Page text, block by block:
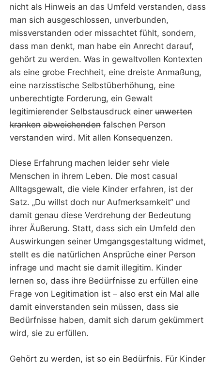
nicht als Hinweis an das Umfeld verstanden, dass
man sich ausgeschlossen, unverbunden,
missverstanden oder missachtet fühlt, sondern,
dass man denkt, man habe ein Anrecht darauf,
gehört zu werden. Was in gewaltvollen Kontexten
als eine grobe Frechheit, eine dreiste Anmaßung,
eine narzisstische Selbstüberhöhung, eine
unberechtigte Forderung, ein Gewalt
legitimierender Selbstausdruck einer unwerten
kranken abweichenden falschen Person
verstanden wird. Mit allen Konsequenzen.
Diese Erfahrung machen leider sehr viele
Menschen in ihrem Leben. Die most casual
Alltagsgewalt, die viele Kinder erfahren, ist der
Satz. „Du willst doch nur Aufmerksamkeit“ und
damit genau diese Verdrehung der Bedeutung
ihrer Äußerung. Statt, dass sich ein Umfeld den
Auswirkungen seiner Umgangsgestaltung widmet,
stellt es die natürlichen Ansprüche einer Person
infrage und macht sie damit illegitim. Kinder
lernen so, dass ihre Bedürfnisse zu erfüllen eine
Frage von Legitimation ist – also erst ein Mal alle
damit einverstanden sein müssen, dass sie
Bedürfnisse haben, damit sich darum gekümmert
wird, sie zu erfüllen.
Gehört zu werden, ist so ein Bedürfnis. Für Kinder